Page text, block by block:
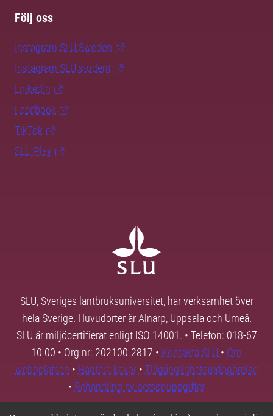
Följ oss
Instagram SLU.Sweden
Instagram SLU.student
LinkedIn
Facebook
TikTok
SLU Play
SLU, Sveriges lantbruksuniversitet, har verksamhet över
hela Sverige. Huvudorter är Alnarp, Uppsala och Umeå.
SLU är miljöcertifierat enligt ISO 14001. • Telefon: 018-67
10 00 • Org nr: 202100-2817 • Kontakta SLU • Om
webbplatsen • Hantera kakor • Tillgänglighetsredogörelse
• Behandling av personuppgifter